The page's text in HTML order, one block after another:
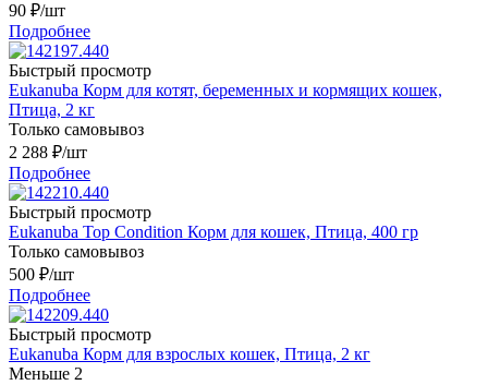
90 ₽/шт
Подробнее
Быстрый просмотр
Eukanuba Корм для котят, беременных и кормящих кошек,
Птица, 2 кг
Только самовывоз
2 288 ₽/шт
Подробнее
Быстрый просмотр
Eukanuba Top Condition Корм для кошек, Птица, 400 гр
Только самовывоз
500 ₽/шт
Подробнее
Быстрый просмотр
Eukanuba Корм для взрослых кошек, Птица, 2 кг
Меньше 2